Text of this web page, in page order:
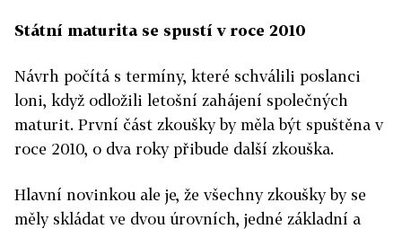
Státní maturita se spustí v roce 2010
Návrh počítá s termíny, které schválili poslanci
loni, když odložili letošní zahájení společných
maturit. První část zkoušky by měla být spuštěna v
roce 2010, o dva roky přibude další zkouška.
Hlavní novinkou ale je, že všechny zkoušky by se
měly skládat ve dvou úrovních, jedné základní a